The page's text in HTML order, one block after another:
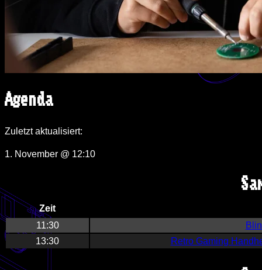
Agenda
Zuletzt aktualisiert:
1. November @ 12:10
Zeit
11:30
13:30
Retro Gaming